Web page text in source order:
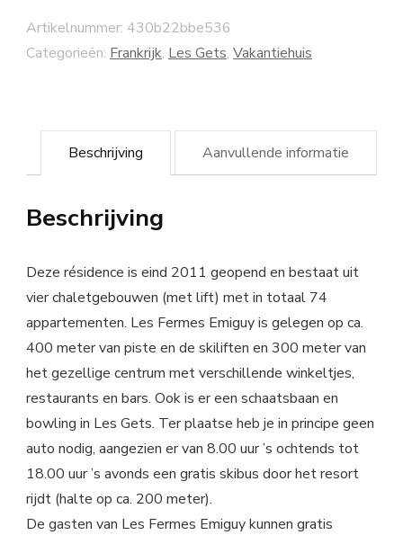
Artikelnummer: 430b22bbe536
Categorieën: Frankrijk, Les Gets, Vakantiehuis
Beschrijving Aanvullende informatie
Beschrijving
Deze résidence is eind 2011 geopend en bestaat uit
vier chaletgebouwen (met lift) met in totaal 74
appartementen. Les Fermes Emiguy is gelegen op ca.
400 meter van piste en de skiliften en 300 meter van
het gezellige centrum met verschillende winkeltjes,
restaurants en bars. Ook is er een schaatsbaan en
bowling in Les Gets. Ter plaatse heb je in principe geen
auto nodig, aangezien er van 8.00 uur ’s ochtends tot
18.00 uur ’s avonds een gratis skibus door het resort
rijdt (halte op ca. 200 meter).
De gasten van Les Fermes Emiguy kunnen gratis